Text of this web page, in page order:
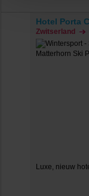
‘verander jouw
cookie
Hotel Porta
Zwitserland
Luxe, nieuw